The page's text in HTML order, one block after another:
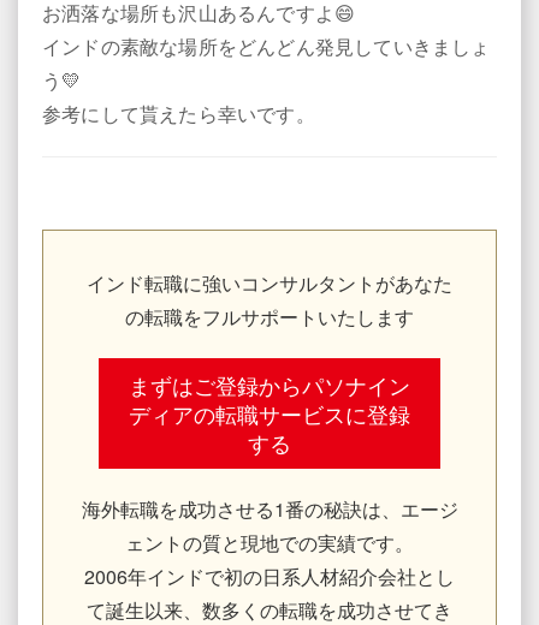
お洒落な場所も沢山あるんですよ😄
インドの素敵な場所をどんどん発見していきましょ
う💛
参考にして貰えたら幸いです。
インド転職に強いコンサルタントがあなた
の転職をフルサポートいたします
まずはご登録からパソナイン
ディアの転職サービスに登録
する
海外転職を成功させる1番の秘訣は、エージ
ェントの質と現地での実績です。
2006年インドで初の日系人材紹介会社とし
て誕生以来、数多くの転職を成功させてき